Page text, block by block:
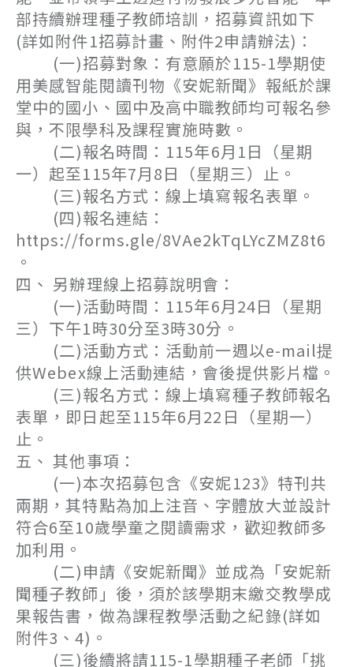
部持續辦理種子教師培訓，招募資訊如下
(詳如附件1招募計畫、附件2申請辦法)：
(一)招募對象：有意願於115-1學期使
用美感智能閱讀刊物《安妮新聞》報紙於課
堂中的國小、國中及高中職教師均可報名參
與，不限學科及課程實施時數。
(二)報名時間：115年6月1日（星期
一）起至115年7月8日（星期三）止。
(三)報名方式：線上填寫報名表單。
(四)報名連結：
https://forms.gle/8VAe2kTqLYcZMZ8t6
。
四、 另辦理線上招募說明會：
(一)活動時間：115年6月24日（星期
三）下午1時30分至3時30分。
(二)活動方式：活動前一週以e-mail提
供Webex線上活動連結，會後提供影片檔。
(三)報名方式：線上填寫種子教師報名
表單，即日起至115年6月22日（星期一）
止。
五、 其他事項：
(一)本次招募包含《安妮123》特刊共
兩期，其特點為加上注音、字體放大並設計
符合6至10歲學童之閱讀需求，歡迎教師多
加利用。
(二)申請《安妮新聞》並成為「安妮新
聞種子教師」後，須於該學期末繳交教學成
果報告書，做為課程教學活動之紀錄(詳如
附件3、4)。
(三)後續將請115-1學期種子老師「挑